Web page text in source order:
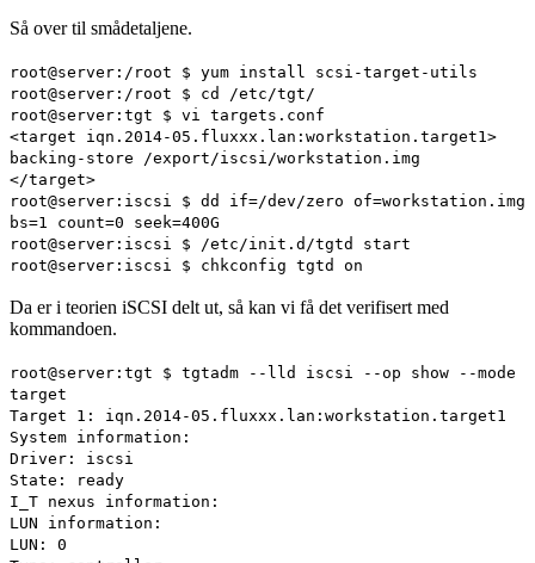
Så over til smådetaljene.
root@server:/root $ yum install scsi-target-utils
root@server:/root $ cd /etc/tgt/
root@server:tgt $ vi targets.conf
<target iqn.2014-05.fluxxx.lan:workstation.target1>
backing-store /export/iscsi/workstation.img
</target>
root@server:iscsi $ dd if=/dev/zero of=workstation.img
bs=1 count=0 seek=400G
root@server:iscsi $ /etc/init.d/tgtd start
root@server:iscsi $ chkconfig tgtd on
Da er i teorien iSCSI delt ut, så kan vi få det verifisert med
kommandoen.
root@server:tgt $ tgtadm --lld iscsi --op show --mode
target
Target 1: iqn.2014-05.fluxxx.lan:workstation.target1
System information:
Driver: iscsi
State: ready
I_T nexus information:
LUN information:
LUN: 0